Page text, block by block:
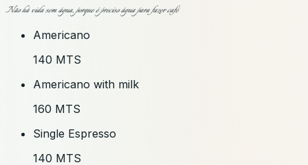
Não há vida sem água, porque é preciso água para fazer café
Americano
140 MTS
Americano with milk
160 MTS
Single Espresso
140 MTS